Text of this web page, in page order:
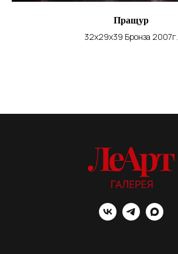
Пращур
32х29х39 Бронза 2007г.